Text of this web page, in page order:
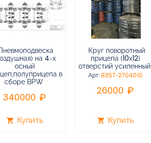
на 4-х
осный
в
сборе BPW
340000
shopping_cart Купить
Круг поворотный
прицепа (10х12)
отверстий усиленный
Арт:8357-2704010
26000
shopping_cart Купить